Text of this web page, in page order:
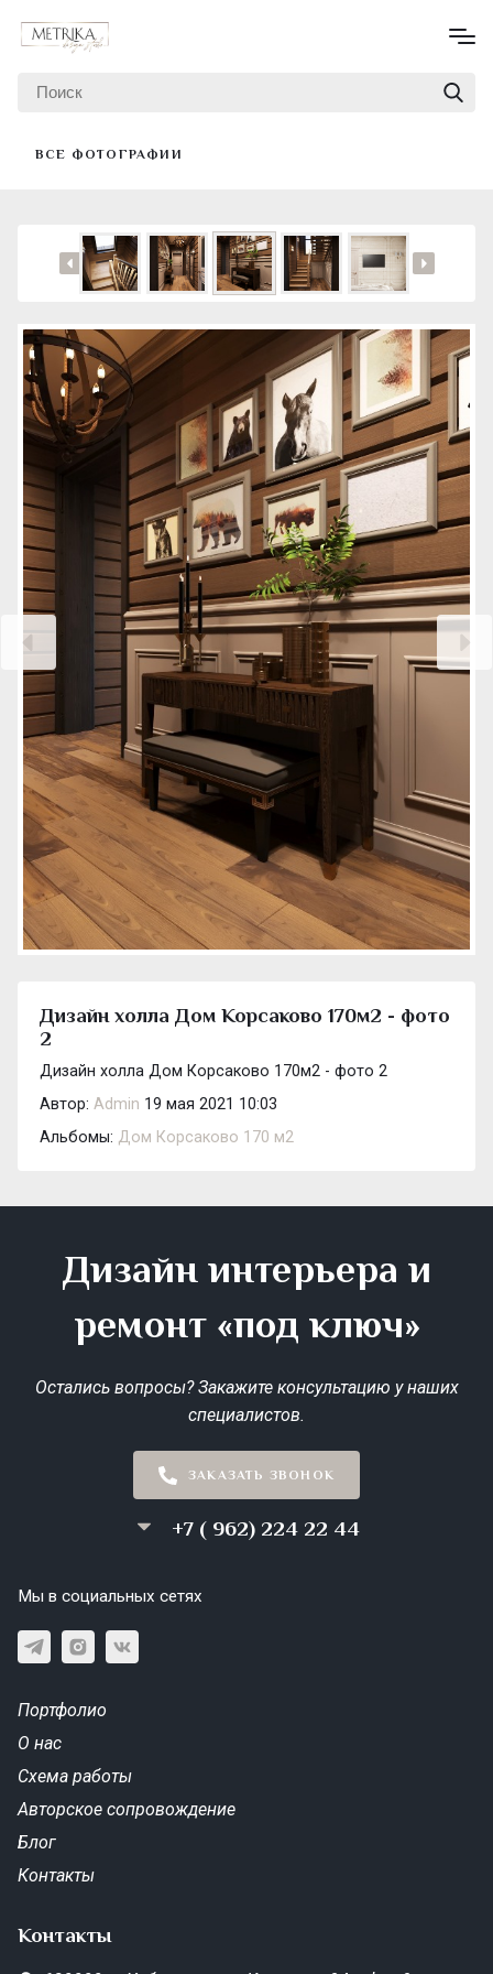
ВСЕ ФОТОГРАФИИ
Дизайн холла Дом Корсаково 170м2 - фото
2
Дизайн холла Дом Корсаково 170м2 - фото 2
Автор: Admin 19 мая 2021 10:03
Альбомы: Дом Корсаково 170 м2
Дизайн интерьера и
ремонт «под ключ»
Остались вопросы? Закажите консультацию у наших
специалистов.
ЗАКАЗАТЬ ЗВОНОК
+7 ( 962) 224 22 44
Мы в социальных сетях
Портфолио
О нас
Схема работы
Авторское сопровождение
Блог
Контакты
Контакты